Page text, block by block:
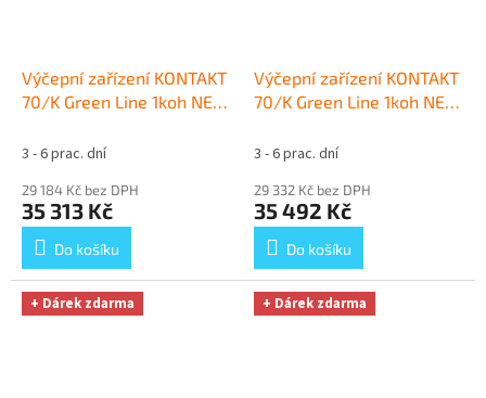
Výčepní zařízení KONTAKT
70/K Green Line 1koh NEW
zdarma
3 - 6 prac. dní
29 184 Kč bez DPH
35 313 Kč
Do košíku
Výčepní zařízení KONTAKT
70/K Green Line 1koh NEW
zdarma
3 - 6 prac. dní
29 332 Kč bez DPH
35 492 Kč
Do košíku
+ Dárek zdarma + Dárek zdarma